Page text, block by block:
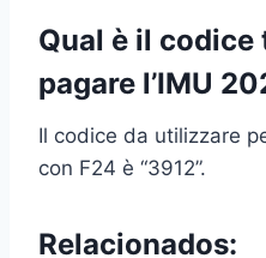
Qual è il
pagare l’IMU
Il codice da utilizzare
con F24 è “3912”.
Relacionados: